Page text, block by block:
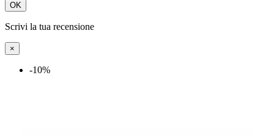
OK
Scrivi la tua recensione
×
-10%